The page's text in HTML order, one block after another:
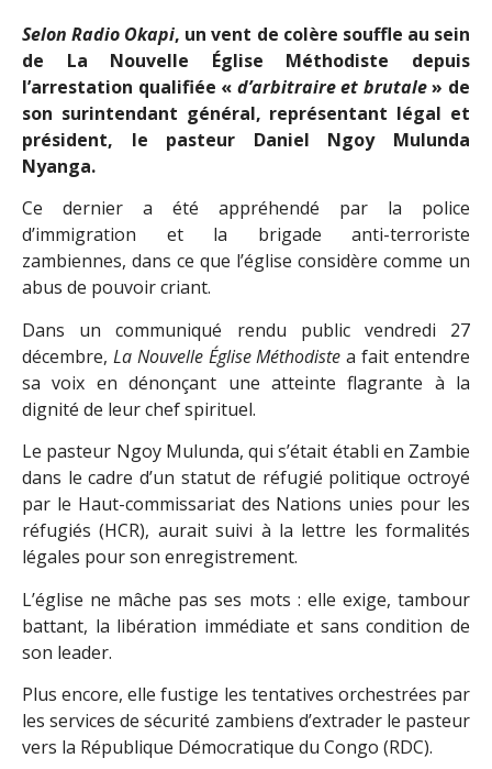
Selon Radio Okapi, un vent de colère souffle au sein
de La Nouvelle Église Méthodiste depuis
l’arrestation qualifiée « d’arbitraire et brutale» de
son surintendant général, représentant légal et
président, le pasteur Daniel Ngoy Mulunda
Nyanga.
Ce dernier a été appréhendé par la police
d’immigration et la brigade anti-terroriste
zambiennes, dans ce que l’église considère comme un
abus de pouvoir criant.
Dans un communiqué rendu public vendredi 27
décembre, La Nouvelle Église Méthodiste a fait entendre
sa voix en dénonçant une atteinte flagrante à la
dignité de leur chef spirituel.
Le pasteur Ngoy Mulunda, qui s’était établi en Zambie
dans le cadre d’un statut de réfugié politique octroyé
par le Haut-commissariat des Nations unies pour les
réfugiés (HCR), aurait suivi à la lettre les formalités
légales pour son enregistrement.
L’église ne mâche pas ses mots : elle exige, tambour
battant, la libération immédiate et sans condition de
son leader.
Plus encore, elle fustige les tentatives orchestrées par
les services de sécurité zambiens d’extrader le pasteur
vers la République Démocratique du Congo (RDC).